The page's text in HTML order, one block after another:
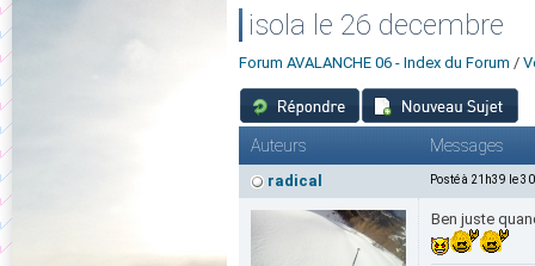
isola le 26 decembre
Forum AVALANCHE 06 - Index du Forum /
Auteurs Messages
radical Posté à 21h39 le
Ben juste